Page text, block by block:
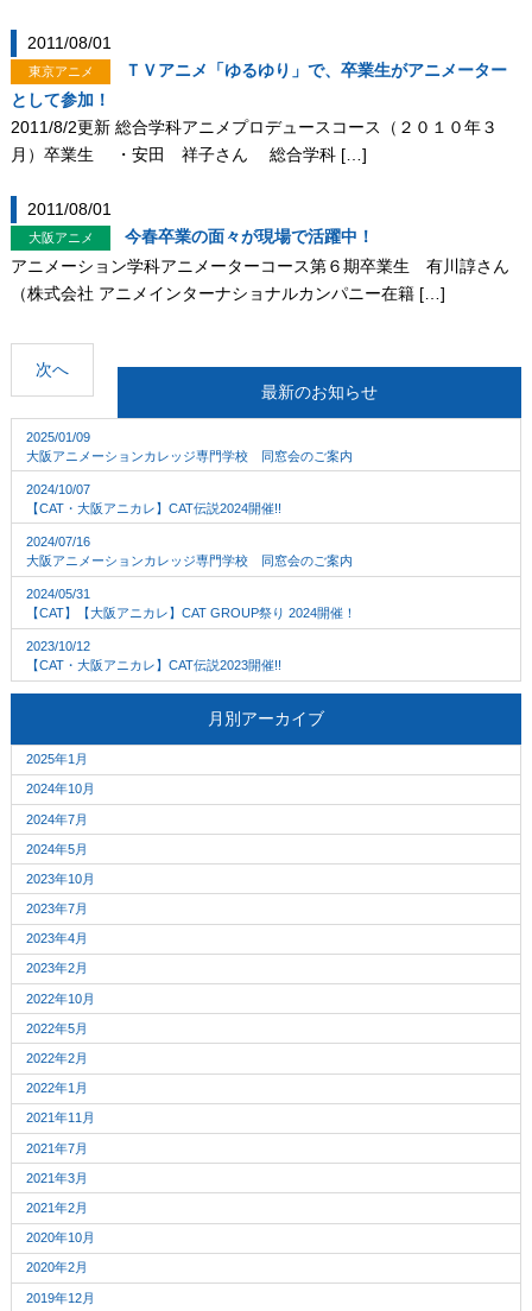
2011/08/01
東京アニメ
ＴＶアニメ「ゆるゆり」で、卒業生がアニメーター
として参加！
2011/8/2更新 総合学科アニメプロデュースコース（２０１０年３
月）卒業生 ・安田 祥子さん 総合学科 […]
2011/08/01
大阪アニメ
今春卒業の面々が現場で活躍中！
アニメーション学科アニメーターコース第６期卒業生 有川諄さん
（株式会社 アニメインターナショナルカンパニー在籍 […]
次へ
最新のお知らせ
2025/01/09
大阪アニメーションカレッジ専門学校 同窓会のご案内
2024/10/07
【CAT・大阪アニカレ】CAT伝説2024開催!!
2024/07/16
大阪アニメーションカレッジ専門学校 同窓会のご案内
2024/05/31
【CAT】【大阪アニカレ】CAT GROUP祭り 2024開催！
2023/10/12
【CAT・大阪アニカレ】CAT伝説2023開催!!
月別アーカイブ
2025年1月
2024年10月
2024年7月
2024年5月
2023年10月
2023年7月
2023年4月
2023年2月
2022年10月
2022年5月
2022年2月
2022年1月
2021年11月
2021年7月
2021年3月
2021年2月
2020年10月
2020年2月
2019年12月